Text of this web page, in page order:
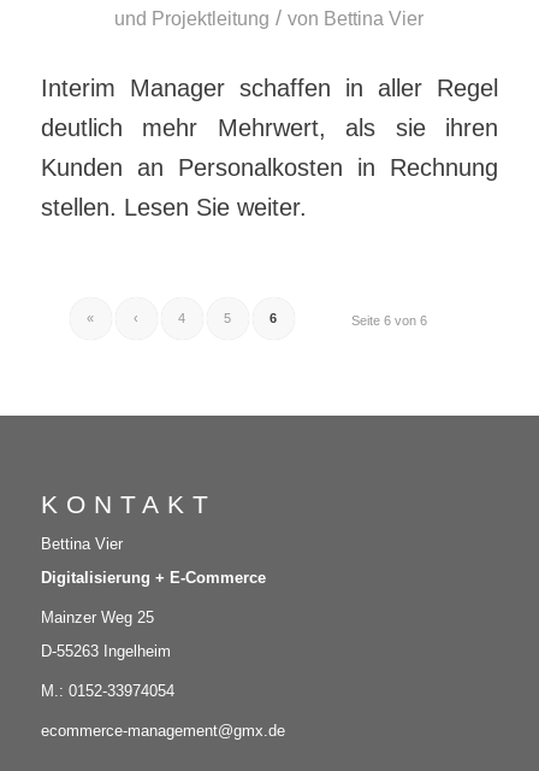
und Projektleitung / von Bettina Vier
Interim Manager schaffen in aller Regel
deutlich mehr Mehrwert, als sie ihren
Kunden an Personalkosten in Rechnung
stellen. Lesen Sie weiter.
Seite 6 von 6
« ‹ 4 5 6
KONTAKT
Bettina Vier
Digitalisierung + E-Commerce
Mainzer Weg 25
D-55263 Ingelheim
M.: 0152-33974054
ecommerce-management@gmx.de